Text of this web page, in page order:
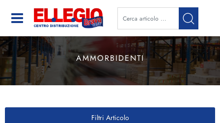
Open
AMMORBIDENTI
Filtri Articolo